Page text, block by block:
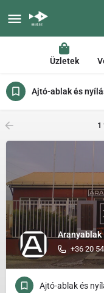
Üzletek
Ajtó-ablak és
1
Aranyablak
+36 20
Ajtó-ablak és